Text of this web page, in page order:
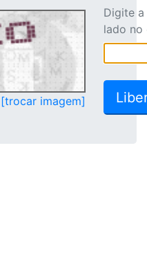
[trocar imagem]
Digite
lado no